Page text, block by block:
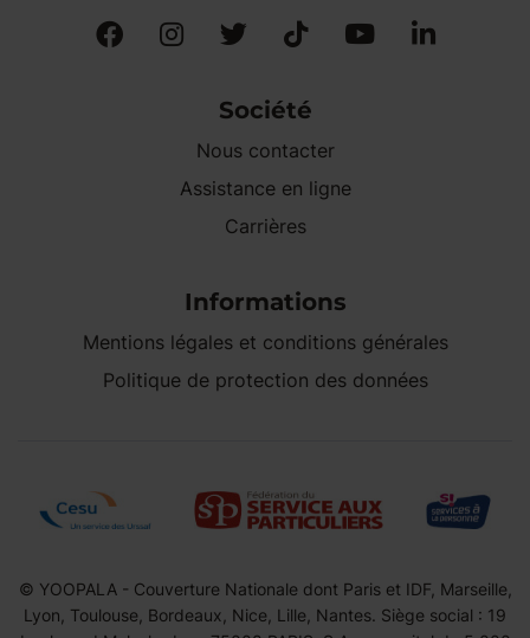
Société
Nous contacter
Assistance en ligne
Carrières
Informations
Mentions légales et conditions générales
Politique de protection des données
© YOOPALA - Couverture Nationale dont Paris et IDF, Marseille,
Lyon, Toulouse, Bordeaux, Nice, Lille, Nantes. Siège social : 19